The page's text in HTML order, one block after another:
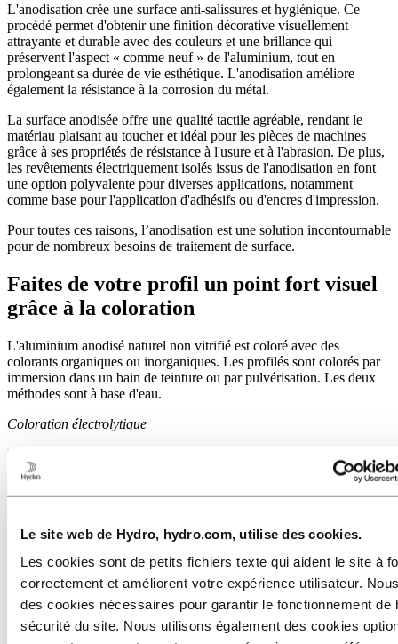
Le site web de Hydro, hydro.com, utilise des cookies.
Les cookies sont de petits fichiers texte qui aident le site à
correctement et améliorent votre expérience utilisateur.
des cookies nécessaires pour garantir le fonctionnement de
sécurité du site. Nous utilisons également des cookies
L'anodisation crée une surface anti-salissures et hygiénique. Ce
procédé permet d'obtenir une finition décorative visuellement
attrayante et durable avec des couleurs et une brillance qui
préservent l'aspect « comme neuf » de l'aluminium, tout en
prolongeant sa durée de vie esthétique. L'anodisation améliore
également la résistance à la corrosion du métal.
La surface anodisée offre une qualité tactile agréable, rendant le
matériau plaisant au toucher et idéal pour les pièces de machines
grâce à ses propriétés de résistance à l'usure et à l'abrasion. De plus,
les revêtements électriquement isolés issus de l'anodisation en font
une option polyvalente pour diverses applications, notamment
comme base pour l'application d'adhésifs ou d'encres d'impression.
Pour toutes ces raisons, l’anodisation est une solution incontournable
pour de nombreux besoins de traitement de surface.
Faites de votre profil un point fort visuel
grâce à la coloration
L'aluminium anodisé naturel non vitrifié est coloré avec des
colorants organiques ou inorganiques. Les profilés sont colorés par
immersion dans un bain de teinture ou par pulvérisation. Les deux
méthodes sont à base d'eau.
Coloration électrolytique
La coloration électrolytique est réalisée séparément après
l'anodisation et assure une résistance élevée aux ultraviolets. Le
pigment, un sel d'étain, est déposé au fond des pores de l'oxyde au
moyen d'un courant alternatif. L'échelle de couleurs s'étend du
sont très résistantes à la décoloration.